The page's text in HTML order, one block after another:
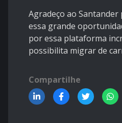
Agradeço ao
essa grande
por essa plataforma
possibilita migrar de
Compartilhe